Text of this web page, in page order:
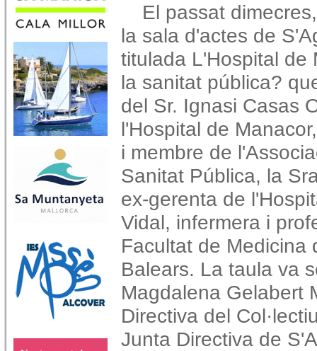
El passat
la sala d'actes de
titulada L'Hospital de
la sanitat pública?
del Sr. Ignasi Casas
l'Hospital de
i membre de
Sanitat Pública, la
ex-gerenta de
Vidal, infermera i
Facultat de Medicina
Balears. La taula va
Magdalena Gelabert
Directiva del
Junta Directiva de